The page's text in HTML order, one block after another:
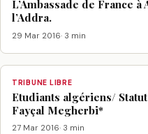
L’Ambassade de France
l’Addra.
29 Mar 2016· 3 min
TRIBUNE LIBRE
Etudiants algériens/
Fayçal Megherbi*
27 Mar 2016· 3 min